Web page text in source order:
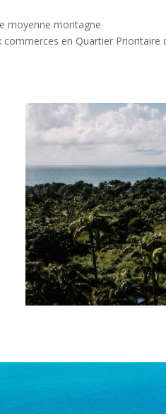
moyenne montagne
en Quartier Prioritaire